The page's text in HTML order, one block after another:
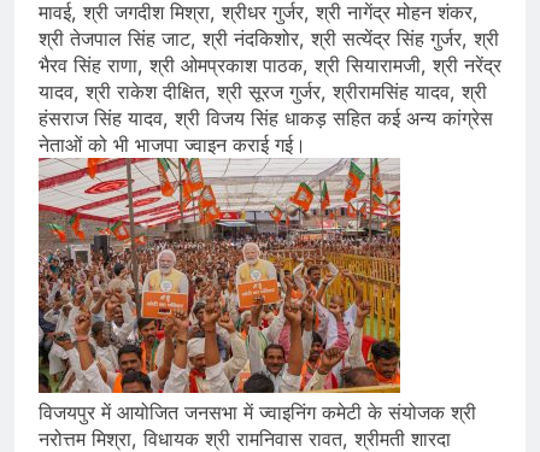
मावई, श्री जगदीश मिश्रा, श्रीधर गुर्जर, श्री नागेंद्र मोहन शंकर,
श्री तेजपाल सिंह जाट, श्री नंदकिशोर, श्री सत्येंद्र सिंह गुर्जर, श्री
भैरव सिंह राणा, श्री ओमप्रकाश पाठक, श्री सियारामजी, श्री नरेंद्र
यादव, श्री राकेश दीक्षित, श्री सूरज गुर्जर, श्रीरामसिंह यादव, श्री
हंसराज सिंह यादव, श्री विजय सिंह धाकड़ सहित कई अन्य कांग्रेस
नेताओं को भी भाजपा ज्वाइन कराई गई।
विजयपुर में आयोजित जनसभा में ज्वाइनिंग कमेटी के संयोजक श्री
नरोत्तम मिश्रा, विधायक श्री रामनिवास रावत, श्रीमती शारदा